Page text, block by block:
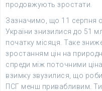
продовжують зростати.
Зазначимо, що 11 серпня
України знизилися до 51
початку місяця. Таке
зростанням цін на
спреди між поточними
взимку звузилися, що
ПСГ менш привабливим.